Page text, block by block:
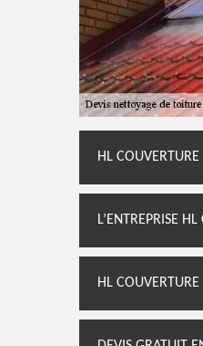
HL
L’ENTREPRISE
HL